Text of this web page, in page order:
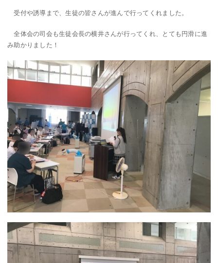
受付や誘導まで、生徒の皆さんが進んで行ってくれました。
全体会の司会も生徒会長の横井さんが行ってくれ、とても円滑に進
み助かりました！